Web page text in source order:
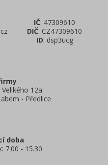
IČ: 47309610
DIČ: CZ47309610
ID: dsp3ucg
12a
- Předlice
doba
7.00 - 15.30